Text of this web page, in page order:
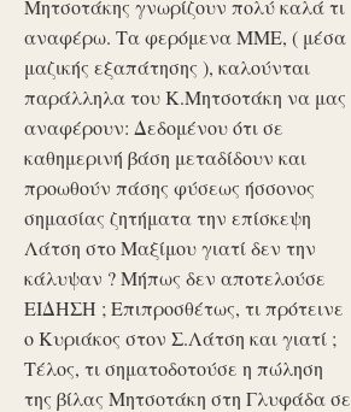
Μητσοτάκης γνωρίζουν πολύ καλά τι
αναφέρω. Τα φερόμενα ΜΜΕ, ( μέσα
μαζικής εξαπάτησης ), καλούνται
παράλληλα του Κ.Μητσοτάκη να μας
αναφέρουν: Δεδομένου ότι σε
καθημερινή βάση μεταδίδουν και
προωθούν πάσης φύσεως ήσσονος
σημασίας ζητήματα την επίσκεψη
Λάτση στο Μαξίμου γιατί δεν την
κάλυψαν ? Μήπως δεν αποτελούσε
ΕΙΔΗΣΗ ; Επιπροσθέτως, τι πρότεινε
ο Κυριάκος στον Σ.Λάτση και γιατί ;
Τέλος, τι σηματοδοτούσε η πώληση
της βίλας Μητσοτάκη στη Γλυφάδα σε